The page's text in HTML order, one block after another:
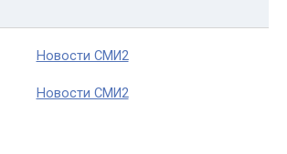
Новости СМИ2
Новости СМИ2